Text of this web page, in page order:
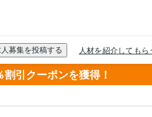
引クーポンを獲得！